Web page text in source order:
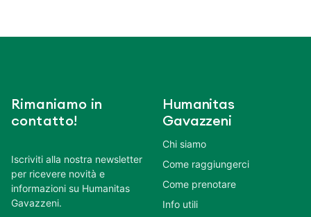
Rimaniamo in
contatto!
Iscriviti alla nostra newsletter
per ricevere novità e
informazioni su Humanitas
Gavazzeni.
Humanitas
Gavazzeni
Chi siamo
Come raggiungerci
Come prenotare
Info utili